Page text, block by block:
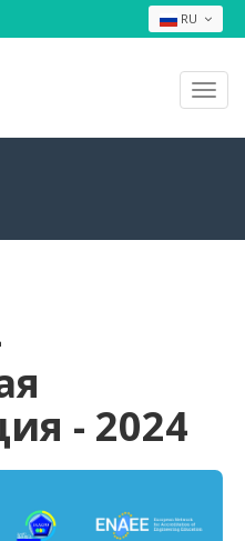
RU
- 2024